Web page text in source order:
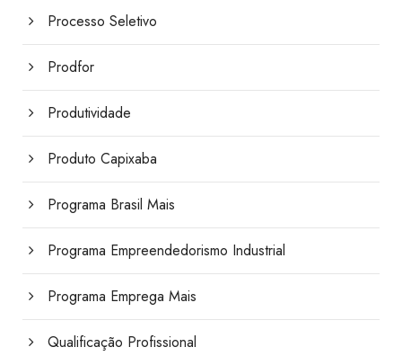
Processo Seletivo
Prodfor
Produtividade
Produto Capixaba
Programa Brasil Mais
Programa Empreendedorismo Industrial
Programa Emprega Mais
Qualificação Profissional